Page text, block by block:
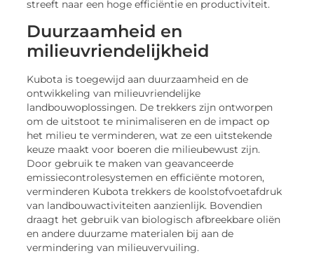
streeft naar een hoge efficiëntie en productiviteit.
Duurzaamheid en
milieuvriendelijkheid
Kubota is toegewijd aan duurzaamheid en de
ontwikkeling van milieuvriendelijke
landbouwoplossingen. De trekkers zijn ontworpen
om de uitstoot te minimaliseren en de impact op
het milieu te verminderen, wat ze een uitstekende
keuze maakt voor boeren die milieubewust zijn.
Door gebruik te maken van geavanceerde
emissiecontrolesystemen en efficiënte motoren,
verminderen Kubota trekkers de koolstofvoetafdruk
van landbouwactiviteiten aanzienlijk. Bovendien
draagt het gebruik van biologisch afbreekbare oliën
en andere duurzame materialen bij aan de
vermindering van milieuvervuiling.